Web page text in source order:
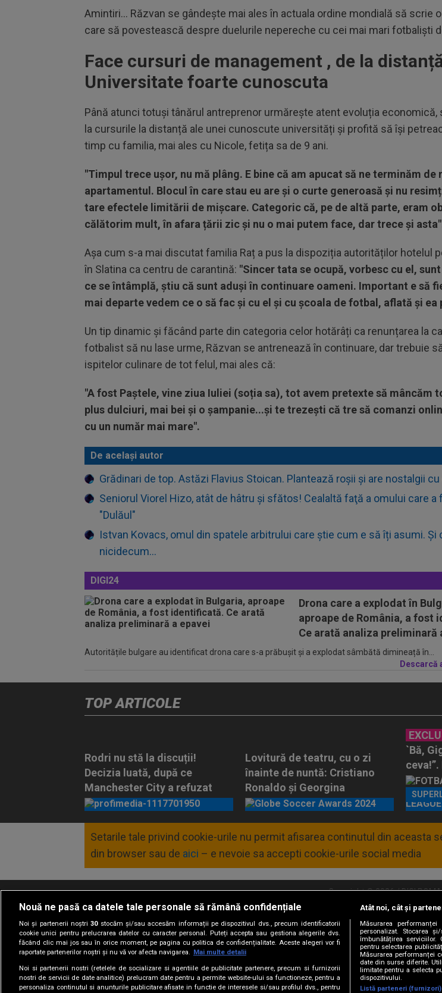
Amintiri... Răzvan se gândește mai ales în actuala ordine mondială să scrie
care să povestească despre duelurile nepereche cu cei mai mari fotbaliști
Face cursuri de management , de la
Universitate foarte cunoscuta
Până atunci totuși tânărul antreprenor urmărește atent evoluția economică,
la cursurile la distanță ale unei cunoscute universități și profită să își
timp cu familia, mai ales cu Nicole, fetița sa de 9 ani.
"Timpul trece ușor, nu mă plâng. E bine că am apucat să ne terminăm de
apartamentul. Blocul în care stau eu are și o curte generoasă și nu
tare efectele limitării de mișcare. Categoric că, pe de altă parte, eram
călătorim mult, în afara țării zic și nu o mai putem face, dar trece și
Așa cum s-a mai discutat familia Raț a pus la dispoziția autorităților hotelul
în Slatina ca centru de carantină: "Sincer tata se ocupă, vorbesc cu el,
ce se întâmplă, știu că sunt aduși în continuare oameni. Important e să
mai departe vedem ce o să fac și cu el și cu școala de fotbal, aflată și ea
Un tip dinamic și făcând parte din categoria celor hotărâți ca renunțarea la
fotbalist să nu lase urme, Răzvan se antrenează în continuare, dar trebuie
ispitelor culinare de tot felul, mai ales că:
"A fost Paștele, vine ziua Iuliei (soția sa), tot avem pretexte să mâncăm
plus dulciuri, mai bei și o șampanie...și te trezești că tre să comanzi
cu un număr mai mare".
De același autor
Grădinari de top. Astăzi Flavius Stoican. Plantează roșii și are nostalgii
Seniorul Viorel Hizo, atât de hâtru și sfătos! Cealaltă faţă a omului care
"Dulăul"
Istvan Kovacs, omul din spatele arbitrului care știe cum e să îți asumi. Și
nicidecum...
DIGI24
Drona care a explodat în
aproape de România, a fost
Ce arată analiza preliminară
Autoritățile bulgare au identificat drona care s-a prăbușit și a explodat sâmbătă dimineață în...
Descarcă
TOP ARTICOLE
Rodri nu stă la discuții!
Decizia luată, după ce
Manchester City a refuzat
oferta Barcelonei
Lovitură de teatru, cu o zi
înainte de nuntă: Cristiano
Ronaldo și Georgina
Rodriguez!
`Bă,
după
Setarile tale privind cookie-urile nu permit afisarea continutul din aceasta
din browser sau de aici – e nevoie sa accepti cookie-urile social media
Copyright © 2026 / DIGI
Termeni si conditii Politica de confidentialitate Abonare Digi TV Frecvente Digi Sport
Versiune mobil
Nouă ne pasă ca datele tale personale să rămână confidențiale
Noi și partenerii noștri30stocăm și/sau accesăm informații pe dispozitivul dvs., precum identificatorii
cookie unici pentru prelucrarea datelor cu caracter personal. Puteți accepta sau gestiona alegerile dvs.
făcând clic mai jos sau în orice moment, pe pagina cu politica de confidențialitate. Aceste alegeri vor fi
raportate partenerilor noștri și nu vă vor afecta navigarea. Mai multe detalii
Noi si partenerii nostri (retelele de socializare si agentiile de publicitate partenere, precum si furnizorii
nostri de servicii de date analitice) prelucram date pentru a permite website-ului sa functioneze, pentru a
personaliza continutul si anunturile publicitare afisate in functie de interesele si/sau profilul dvs., pentru
Atât noi, cât și
Măsurarea
personalizat. Stocarea
îmbunătățirea serviciilor.
pentru selectarea
Măsurarea performanței
date din surse diferite.
limitate pentru a selecta
dispozitivului.
Listă parteneri (furnizori)